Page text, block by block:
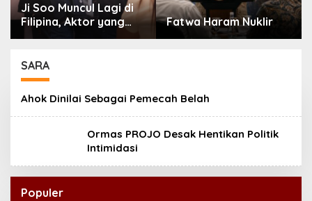
Ji Soo Muncul Lagi di
Filipina, Aktor yang
Hilang dari Korea Kini
Fatwa Haram Nuklir
SARA
Ahok Dinilai Sebagai Pemecah Belah
Ormas PROJO Desak Hentikan Politik
Intimidasi
Populer